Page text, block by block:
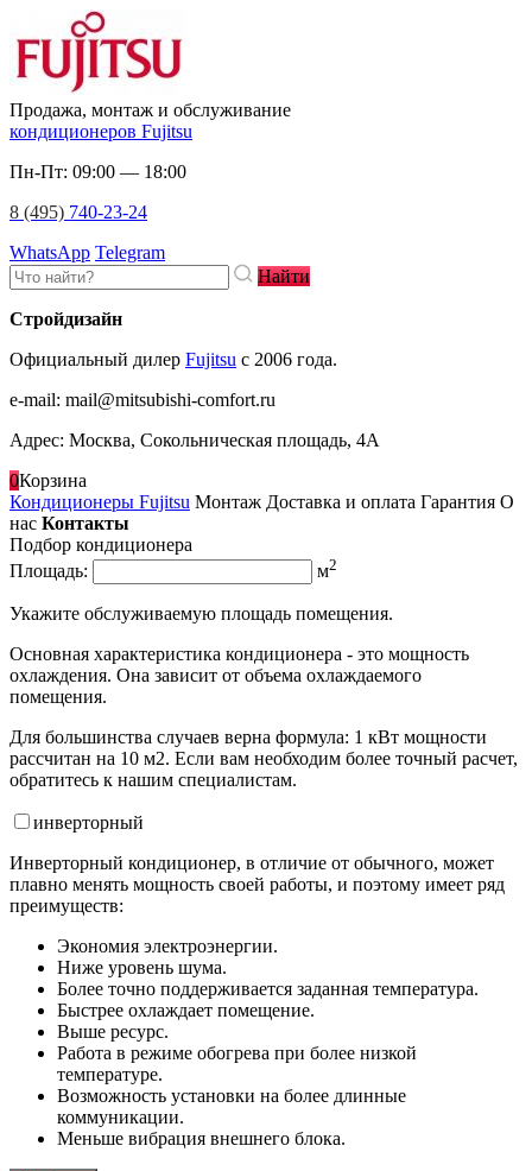
Продажа, монтаж и обслуживание
кондиционеров Fujitsu
Пн-Пт: 09:00 — 18:00
8 (495) 740-23-24
WhatsApp Telegram
Найти
Стройдизайн
Официальный дилер Fujitsu c 2006 года.
e-mail: mail@mitsubishi-comfort.ru
Адрес: Москва, Сокольническая площадь, 4А
0Корзина
Кондиционеры Fujitsu Монтаж Доставка и оплата Гарантия О
нас Контакты
Подбор кондиционера
Площадь:
м2
Укажите обслуживаемую площадь помещения.
Основная характеристика кондиционера - это мощность
охлаждения. Она зависит от объема охлаждаемого
помещения.
Для большинства случаев верна формула: 1 кВт мощности
рассчитан на 10 м2. Если вам необходим более точный расчет,
обратитесь к нашим специалистам.
инверторный
Инверторный кондиционер, в отличие от обычного, может
плавно менять мощность своей работы, и поэтому имеет ряд
преимуществ:
Экономия электроэнергии.
Ниже уровень шума.
Более точно поддерживается заданная температура.
Быстрее охлаждает помещение.
Выше ресурс.
Работа в режиме обогрева при более низкой
температуре.
Возможность установки на более длинные
коммуникации.
Меньше вибрация внешнего блока.